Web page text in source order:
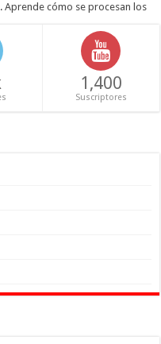
Aprende cómo se procesan los
1,400
Suscriptores